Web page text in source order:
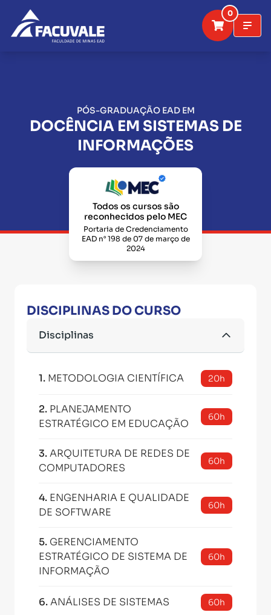
0
PÓS-GRADUAÇÃO EAD EM
DOCÊNCIA EM SISTEMAS DE
INFORMAÇÕES
Todos os cursos são
reconhecidos pelo MEC
Portaria de Credenciamento
EAD n° 198 de 07 de março de
2024
DISCIPLINAS DO CURSO
Disciplinas
1. METODOLOGIA CIENTÍFICA 20h
2. PLANEJAMENTO
ESTRATÉGICO EM EDUCAÇÃO
60h
3.ARQUITETURA DE REDES DE
COMPUTADORES
60h
4. ENGENHARIA E QUALIDADE
DE SOFTWARE
60h
5. GERENCIAMENTO
ESTRATÉGICO DE SISTEMA DE
INFORMAÇÃO
60h
6.ANÁLISES DE SISTEMAS 60h